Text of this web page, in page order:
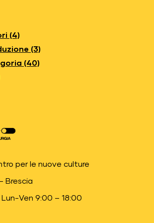
(4)
(3)
(40)
per le nuove culture
Brescia
Ven 9:00 – 18:00